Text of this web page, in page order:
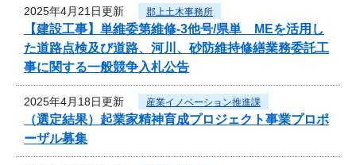
2025年4月21日更新 郡上土木事務所
【建設工事】単維委第維修‐3他号/県単 MEを活用し
た道路点検及び道路、河川、砂防維持修繕業務委託工
事に関する一般競争入札公告
2025年4月18日更新 産業イノベーション推進課
（選定結果）起業家精神育成プロジェクト事業プロポ
ーザル募集